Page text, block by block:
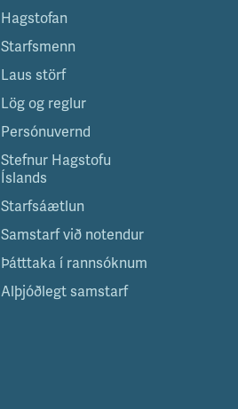
Hagstofan
Starfsmenn
Laus störf
Lög og reglur
Persónuvernd
Stefnur Hagstofu
Íslands
Starfsáætlun
Samstarf við notendur
Þátttaka í rannsóknum
Alþjóðlegt samstarf